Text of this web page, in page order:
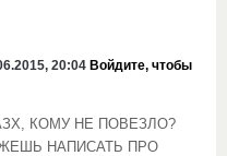
20:04 Войдите, чтобы
КОМУ НЕ ПОВЕЗЛО?
НАПИСАТЬ ПРО